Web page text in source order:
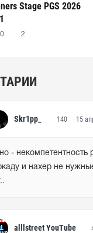
Stage PGS 2026
0 2
Skr1pp_ 140 15
-
и нахер не
alllstreet YouTube